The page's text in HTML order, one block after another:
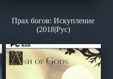
Прах богов: Искупление
(2018|Рус)